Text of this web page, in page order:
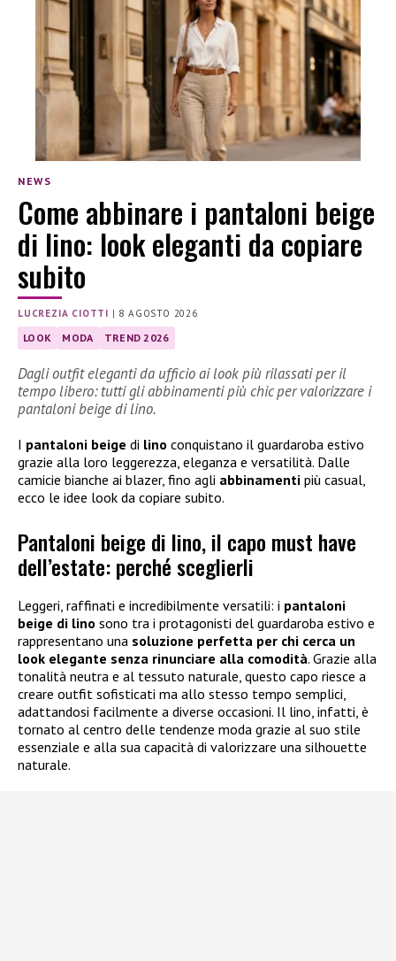
NEWS
Come abbinare i pantaloni beige
di lino: look eleganti da copiare
subito
LUCREZIA CIOTTI | 8 AGOSTO 2026
LOOK MODA TREND 2026
Dagli outfit eleganti da ufficio ai look più rilassati per il
tempo libero: tutti gli abbinamenti più chic per valorizzare i
pantaloni beige di lino.
I pantaloni beige di lino conquistano il guardaroba estivo
grazie alla loro leggerezza, eleganza e versatilità. Dalle
camicie bianche ai blazer, fino agli abbinamenti più casual,
ecco le idee look da copiare subito.
Pantaloni beige di lino, il capo must have
dell’estate: perché sceglierli
Leggeri, raffinati e incredibilmente versatili: i pantaloni
beige di lino sono tra i protagonisti del guardaroba estivo e
rappresentano una soluzione perfetta per chi cerca un
look elegante senza rinunciare alla comodità. Grazie alla
tonalità neutra e al tessuto naturale, questo capo riesce a
creare outfit sofisticati ma allo stesso tempo semplici,
adattandosi facilmente a diverse occasioni. Il lino, infatti, è
tornato al centro delle tendenze moda grazie al suo stile
essenziale e alla sua capacità di valorizzare una silhouette
naturale.